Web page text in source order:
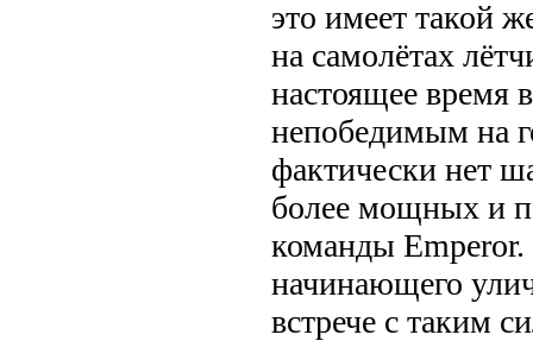
это имеет такой
на самолётах
настоящее время
непобедимым на
фактически нет
более мощных и
команды
начинающего
встрече с таким